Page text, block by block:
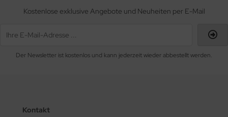
Kostenlose exklusive Angebote und Neuheiten per E-Mail
Der Newsletter ist kostenlos und kann jederzeit wieder abbestellt werden.
Kontakt